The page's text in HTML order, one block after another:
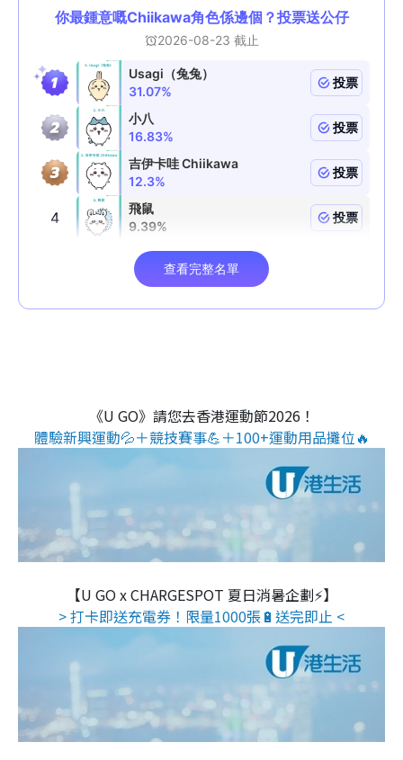
《U GO》請您去香港運動節2026！
體驗新興運動💦＋競技賽事💪＋100+運動用品攤位🔥
【U GO x CHARGESPOT 夏日消暑企劃⚡】
> 打卡即送充電券！限量1000張🔋送完即止 <